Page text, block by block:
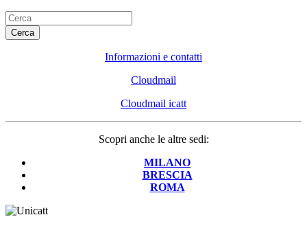
Cerca
Informazioni e contatti
Cloudmail
Cloudmail icatt
Scopri anche le altre sedi:
MILANO
BRESCIA
ROMA